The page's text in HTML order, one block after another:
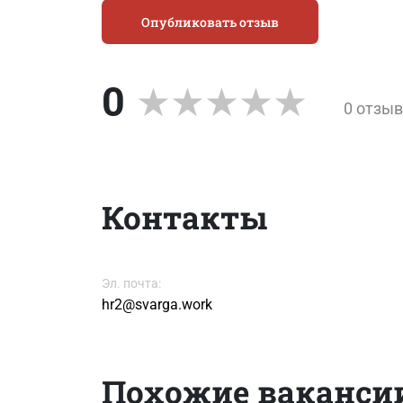
Опубликовать отзыв
0 0
Контакты
Эл. почта:
hr2@svarga.work
Похожие